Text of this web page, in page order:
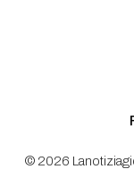
© 2026